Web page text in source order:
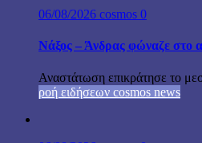
06/08/2026 cosmos 0
Νάξος – Άνδρας φώναζε στο
Αναστάτωση επικράτησε το
ροή ειδήσεων cosmos news